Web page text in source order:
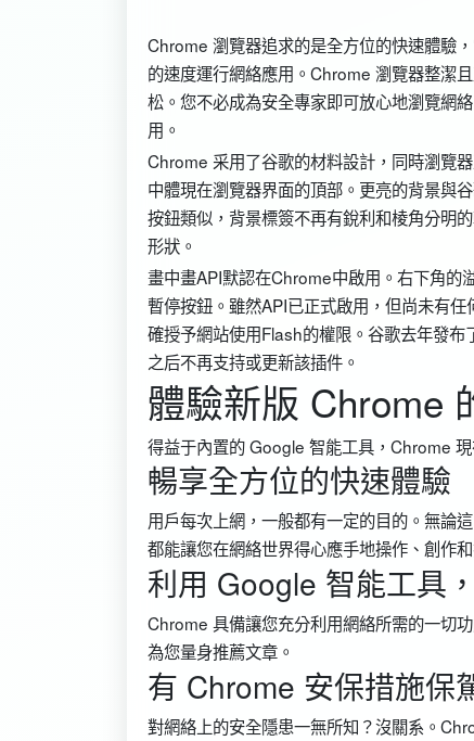
Chrome 瀏覽器追求的是全方位的快速體驗
的速度運行網絡應用。Chrome 瀏覽器整潔
松。您不必成為安全專家即可放心地瀏覽網
用。
Chrome 采用了谷歌的材料設計，同時瀏覽
中體現在瀏覽器界面的頂部。更亮的背景與
按鈕類似，背景標簽不再有銳利和棱角分明
形狀。
畫中畫API默認在Chrome中啟用。右下角的
暫停按鈕。雖然API已正式啟用，但尚未有
確授予網站使用Flash的權限。谷歌去年發
之后不再支持或更新該插件。
體驗新版 Chrome
得益于內置的 Google 智能工具，Chrome
暢享全方位的快速體驗
用戶每次上網，一般都有一定的目的。無論
都能讓您在網絡世界得心應手地操作、創作和
利用 Google 智能工具
Chrome 具備讓您充分利用網絡所需的一切
為您量身推薦文章。
有 Chrome 安保措施保
對網絡上的安全隱患一無所知？沒關系。